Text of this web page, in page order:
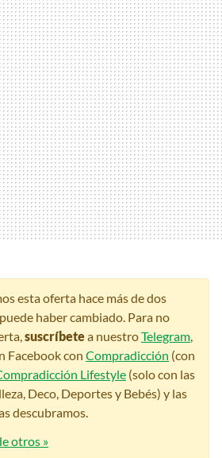
esta oferta hace más de dos
haber cambiado. Para no
suscríbetea nuestroTelegram,
Facebook con Compradicción (con
Lifestyle (solo con las
Deco, Deportes y Bebés) y las
descubramos.
otros »